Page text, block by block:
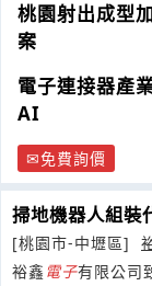
桃園射出成型
案
電子連接器產
AI
免費詢價
掃地機器人組裝
[桃園市-中壢區]
裕鑫 電子有限公司